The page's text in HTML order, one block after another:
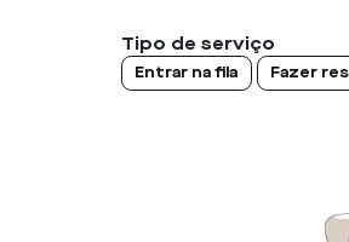
Tipo de serviço
Entrar na fila Fazer